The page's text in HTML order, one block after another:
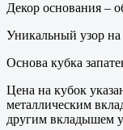
Декор основания –
Уникальный узор
Основа кубка
Цена на кубок
металлическим
другим вкладышем